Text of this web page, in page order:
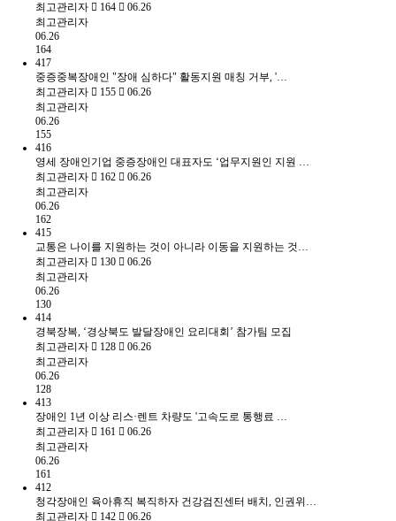
최고관리자
164
06.26
최고관리자
06.26
164
417
중증중복장애인 "장애 심하다" 활동지원 매칭 거부, '…
최고관리자
155
06.26
최고관리자
06.26
155
416
영세 장애인기업 중증장애인 대표자도 ‘업무지원인 지원 …
최고관리자
162
06.26
최고관리자
06.26
162
415
교통은 나이를 지원하는 것이 아니라 이동을 지원하는 것…
최고관리자
130
06.26
최고관리자
06.26
130
414
경북장복, ‘경상북도 발달장애인 요리대회’ 참가팀 모집
최고관리자
128
06.26
최고관리자
06.26
128
413
장애인 1년 이상 리스·렌트 차량도 '고속도로 통행료 …
최고관리자
161
06.26
최고관리자
06.26
161
412
청각장애인 육아휴직 복직하자 건강검진센터 배치, 인권위…
최고관리자
142
06.26